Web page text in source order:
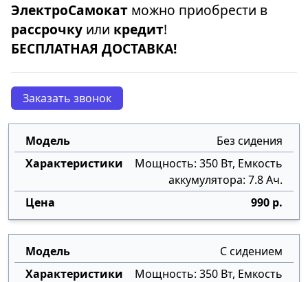
ЭлектроСамокат можно приобрести в
рассрочку или кредит!
БЕСПЛАТНАЯ ДОСТАВКА!
Заказать звонок
Без сидения
Мощность: 350 Вт, Емкость
аккумулятора: 7.8 Ач.
990 р.
С сидением
Мощность: 350 Вт, Емкость